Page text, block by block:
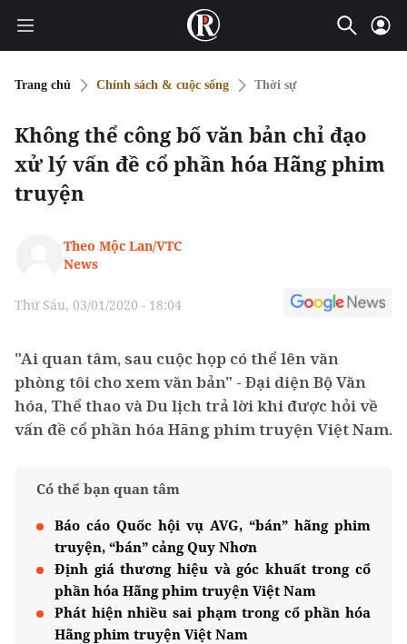
Trang chủ Chính sách & cuộc sống Thời sự
Không thể công bố văn bản chỉ đạo
xử lý vấn đề cổ phần hóa Hãng phim
truyện
Theo Mộc Lan/VTC
News
Thứ Sáu, 03/01/2020 - 18:04
"Ai quan tâm, sau cuộc họp có thể lên văn
phòng tôi cho xem văn bản" - Đại diện Bộ Văn
hóa, Thể thao và Du lịch trả lời khi được hỏi về
vấn đề cổ phần hóa Hãng phim truyện Việt Nam.
Có thể bạn quan tâm
Báo cáo Quốc hội vụ AVG, “bán” hãng phim
truyện, “bán” cảng Quy Nhơn
Định giá thương hiệu và góc khuất trong cổ
phần hóa Hãng phim truyện Việt Nam
Phát hiện nhiều sai phạm trong cổ phần hóa
Hãng phim truyện Việt Nam